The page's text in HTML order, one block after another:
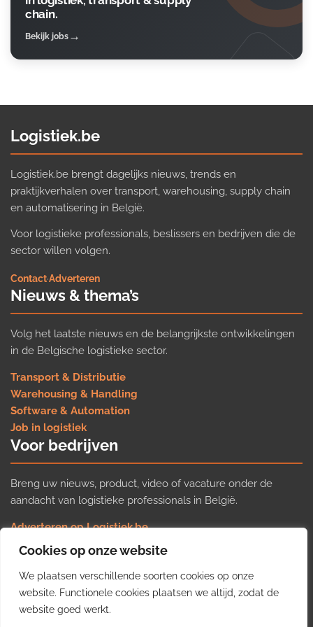
Cookies op onze website
We plaatsen verschillende soorten cookies op onze
website. Functionele cookies plaatsen we altijd, zodat de
website goed werkt.
chain.
Bekijk jobs
Logistiek.be
Logistiek.be brengt dagelijks nieuws, trends en
praktijkverhalen over transport, warehousing, supply chain
en automatisering in België.
Voor logistieke professionals, beslissers en bedrijven die de
sector willen volgen.
Contact·Adverteren
Nieuws & thema’s
Volg het laatste nieuws en de belangrijkste ontwikkelingen
in de Belgische logistieke sector.
Transport & Distributie
Warehousing & Handling
Software & Automation
Job in logistiek
Voor bedrijven
Breng uw nieuws, product, video of vacature onder de
aandacht van logistieke professionals in België.
Adverteren op Logistiek.be
Nieuws insturen
Uw video op Logistiek.TV
Job plaatsen
Gratis wekelijkse update